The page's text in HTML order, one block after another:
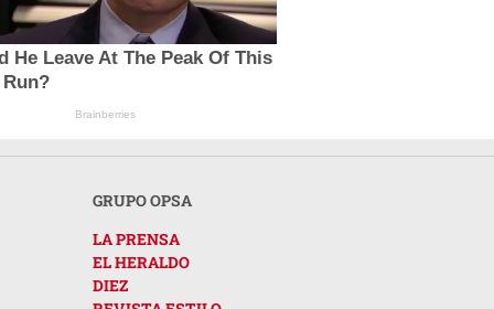
He Leave At The Peak Of This
Brainberries
GRUPO OPSA
LA PRENSA
EL HERALDO
DIEZ